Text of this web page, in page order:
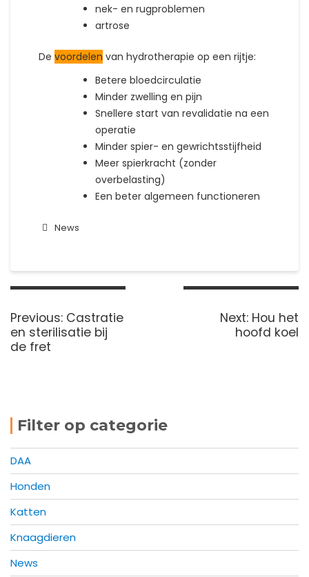
nek- en rugproblemen
artrose
De voordelen van hydrotherapie op een rijtje:
Betere bloedcirculatie
Minder zwelling en pijn
Snellere start van revalidatie na een
operatie
Minder spier- en gewrichtsstijfheid
Meer spierkracht (zonder
overbelasting)
Een beter algemeen functioneren
News
Bericht
Previous: Previous
post:
Castratie
en sterilisatie bij
de fret
Next: Next
post:
Hou het
hoofd koel
Filter op categorie
DAA
Honden
Katten
Knaagdieren
News